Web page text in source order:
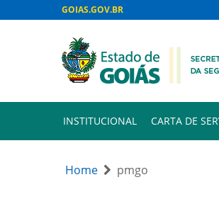
GOIAS.GOV.BR
INSTITUCIONAL CARTA DE
Home pmgo